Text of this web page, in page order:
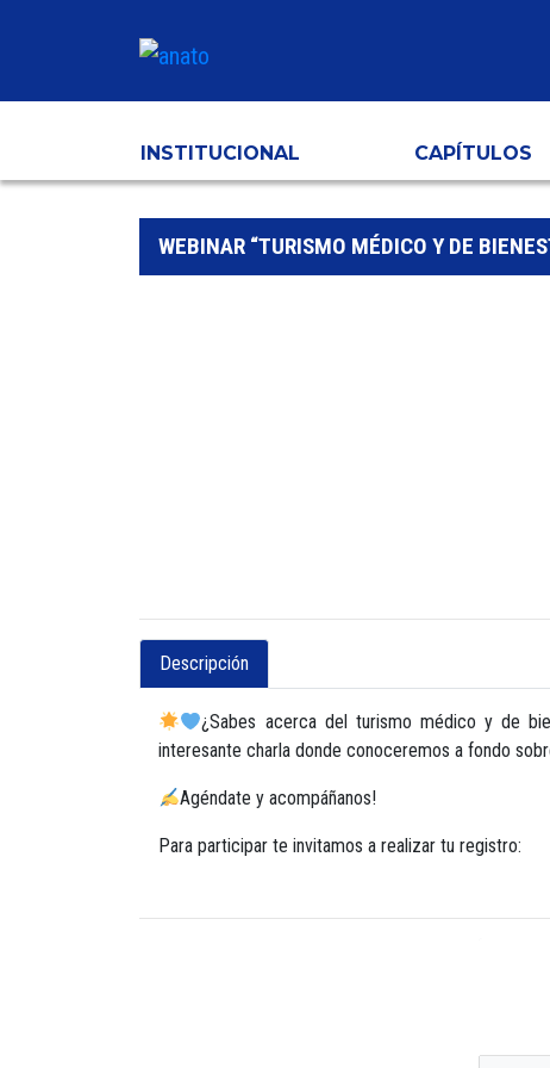
INSTITUCIONAL CAPÍTULOS
WEBINAR “TURISMO MÉDICO Y DE
Descripción
¿Sabes acerca del turismo médico y de
interesante charla donde conoceremos a fondo
Agéndate y acompáñanos!
Para participar te invitamos a realizar tu registro: